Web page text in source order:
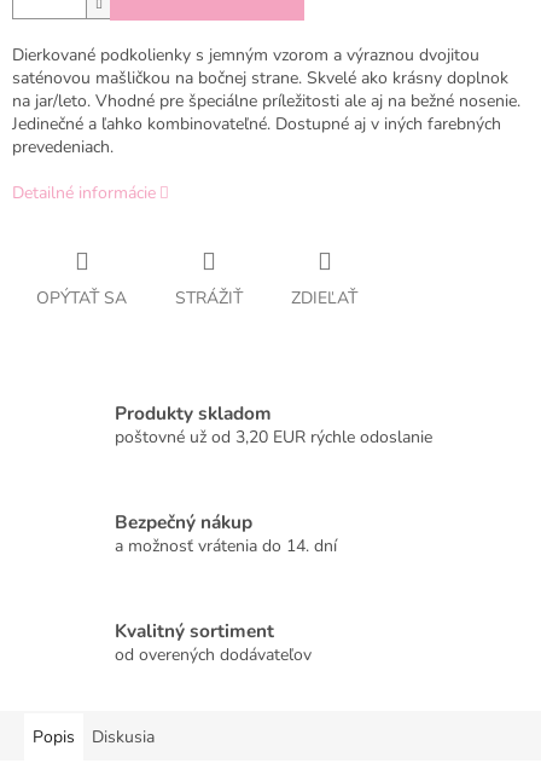
Dierkované podkolienky s jemným vzorom a výraznou dvojitou
saténovou mašličkou na bočnej strane. Skvelé ako krásny doplnok
na jar/leto. Vhodné pre špeciálne príležitosti ale aj na bežné nosenie.
Jedinečné a ľahko kombinovateľné. Dostupné aj v iných farebných
prevedeniach.
Detailné informácie
OPÝTAŤ SA STRÁŽIŤ ZDIEĽAŤ
Produkty skladom
poštovné už od 3,20 EUR rýchle odoslanie
Bezpečný nákup
a možnosť vrátenia do 14. dní
Kvalitný sortiment
od overených dodávateľov
Popis Diskusia